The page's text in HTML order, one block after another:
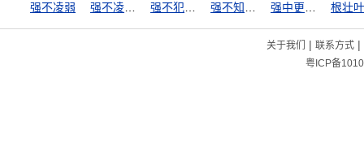
强不凌弱 根壮
关于我们 | 联系方式|
粤ICP备